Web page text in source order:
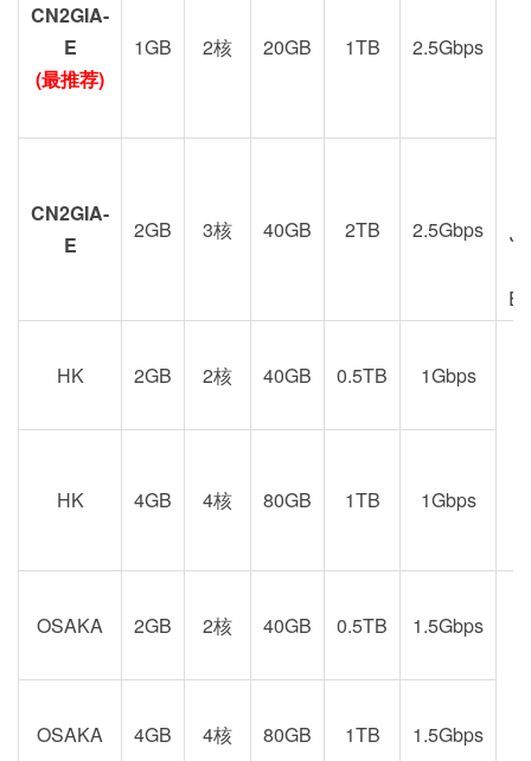
CN2GIA-
E
(最推荐)
1GB 2核 20GB 1TB 2.5Gbps
CN2GIA-
E
2GB 3核 40GB 2TB 2.5Gbps
HK 2GB 2核 40GB 0.5TB 1Gbps
HK 4GB 4核 80GB 1TB 1Gbps
OSAKA 2GB 2核 40GB 0.5TB
1.5Gbps
OSAKA
4GB 4核 80GB 1TB 1.5Gbps